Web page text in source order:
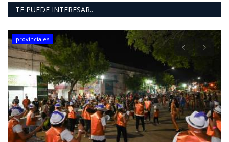
TE PUEDE INTERESAR..
provinciales